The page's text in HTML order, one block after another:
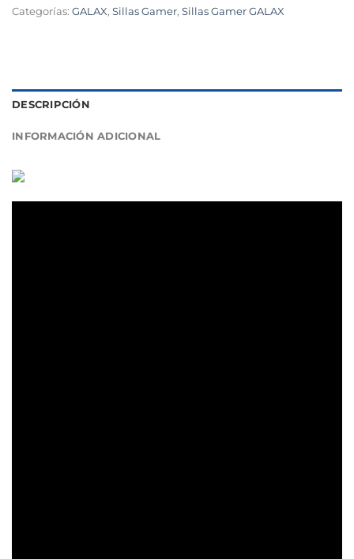
Categorías: GALAX, Sillas Gamer, Sillas Gamer GALAX
DESCRIPCIÓN
INFORMACIÓN ADICIONAL